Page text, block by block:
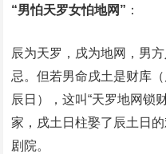
“男怕天罗女怕地网” ‌：
辰为天罗，戌为地网，男
忌。但若男命戌土是财库
辰日），这叫“天罗地网
家，戌土日柱娶了辰土日
剧院。